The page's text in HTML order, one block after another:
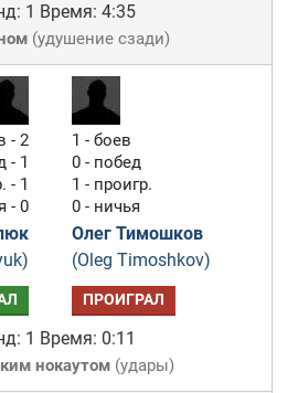
1 Время: 4:35
(удушение сзади)
- 2
- 1
- 1
- 0
1 - боев
0 - побед
1 - проигр.
0 - ничья
Олег Тимошков
(Oleg Timoshkov)
ПРОИГРАЛ
1 Время: 0:11
нокаутом(удары)